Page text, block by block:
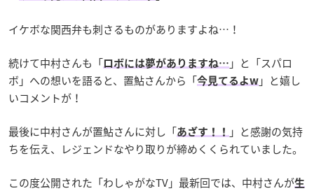
イケボな関西弁も刺さるものがありますよね…！
続けて中村さんも「ロボには夢がありますね… 」と「スパロ
ボ」への想いを語ると、置鮎さんから「今見てるよw 」と嬉し
いコメントが！
最後に中村さんが置鮎さんに対し「あざす！！
」と感謝の気持
ちを伝え、レジェンドなやり取りが締めくくられていました。
この度公開された「わしゃがなTV」最新回では、中村さんが生